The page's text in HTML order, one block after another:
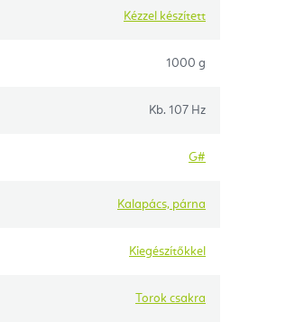
Kézzel készített
1000 g
Kb. 107 Hz
G#
Kalapács, párna
Kiegészítőkkel
Torok csakra